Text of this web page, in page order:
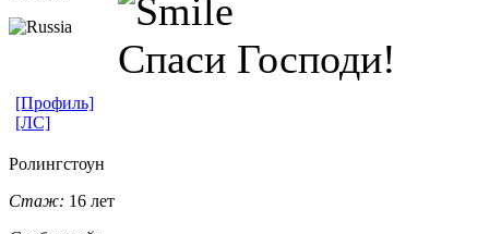
Спаси Господи!
[Профиль]
[ЛС]
Ролингстоун
Стаж: 16 лет